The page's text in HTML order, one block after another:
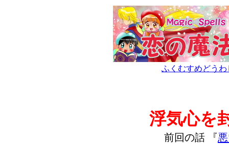
ふくむすめどうわ
浮気心を
前回の話 『